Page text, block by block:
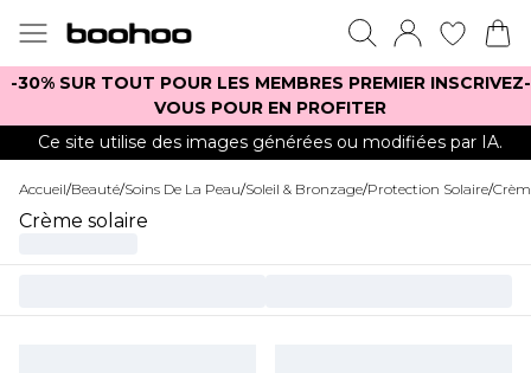
-30% SUR TOUT POUR LES MEMBRES PREMIER INSCRIVEZ-
VOUS POUR EN PROFITER
Ce site utilise des images générées ou modifiées par IA.
Accueil/Beauté/Soins De La Peau/Soleil & Bronzage/Protection Solaire/
Crème solaire